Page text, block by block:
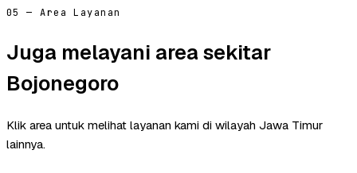
05 — Area Layanan
Juga melayani area sekitar
Bojonegoro
Klik area untuk melihat layanan kami di wilayah Jawa Timur
lainnya.